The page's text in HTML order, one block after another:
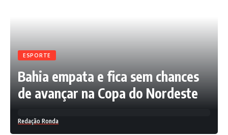
ESPORTE
Bahia empata e fica sem chances
de avançar na Copa do Nordeste
Redação Ronda